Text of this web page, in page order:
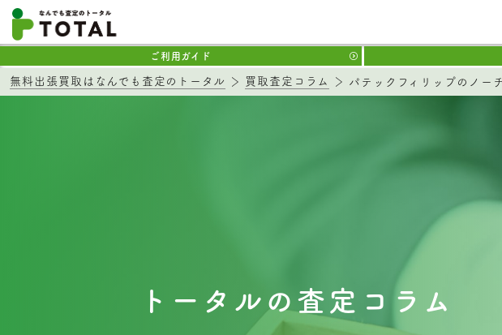
ご利用ガイド
無料出張買取はなんでも査定のトータル 買取査定コラム パテックフィリップのノー
トータルの査定コラム